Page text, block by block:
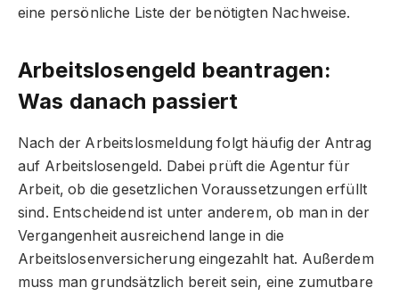
eine persönliche Liste der benötigten Nachweise.
Arbeitslosengeld beantragen:
Was danach passiert
Nach der Arbeitslosmeldung folgt häufig der Antrag
auf Arbeitslosengeld. Dabei prüft die Agentur für
Arbeit, ob die gesetzlichen Voraussetzungen erfüllt
sind. Entscheidend ist unter anderem, ob man in der
Vergangenheit ausreichend lange in die
Arbeitslosenversicherung eingezahlt hat. Außerdem
muss man grundsätzlich bereit sein, eine zumutbare